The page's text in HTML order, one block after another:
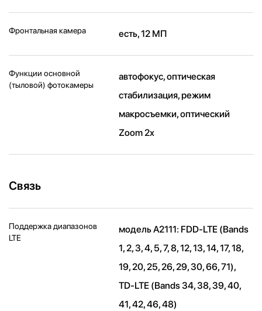
Фронтальная камера есть, 12 МП
Функции основной
(тыловой) фотокамеры
автофокус, оптическая
стабилизация, режим
макросъемки, оптический
Zoom 2x
Связь
Поддержка диапазонов
LTE
модель A2111: FDD‑LTE (Bands
1, 2, 3, 4, 5, 7, 8, 12, 13, 14, 17, 18,
19, 20, 25, 26, 29, 30, 66, 71),
TD‑LTE (Bands 34, 38, 39, 40,
41, 42, 46, 48)